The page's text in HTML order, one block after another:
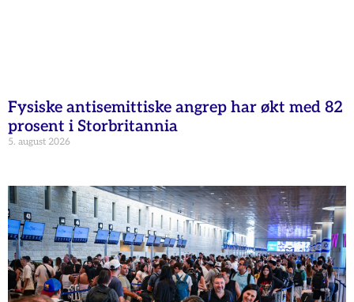
Fysiske antisemittiske angrep har økt med 82
prosent i Storbritannia
5. august 2026